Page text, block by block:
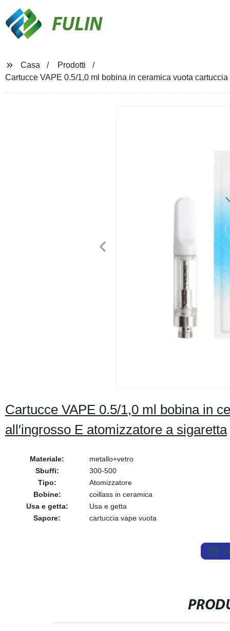
FULIN
Casa
Prodotti
Cartucce VAPE 0.5/1,0 ml bobina in ceramica vuota
Cartucce VAPE 0.5/1,0 ml bobina in
all′ingrosso E atomizzatore a sigaretta
Materiale:
metallo+vetro
Sbuffi:
300-500
Tipo:
Atomizzatore
Bobine:
coillass in ceramica
Usa e getta:
Usa e getta
Sapore:
cartuccia vape vuota